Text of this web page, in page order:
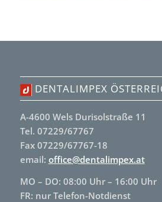
DENTALIMPEX
A-4600 Wels Durisolstraße 11
Tel. 07229/67767
Fax 07229/67767-18
email: office@dentalimpex.at
MO – DO: 08:00 Uhr – 16:00 Uhr
FR: nur Telefon-Notdienst